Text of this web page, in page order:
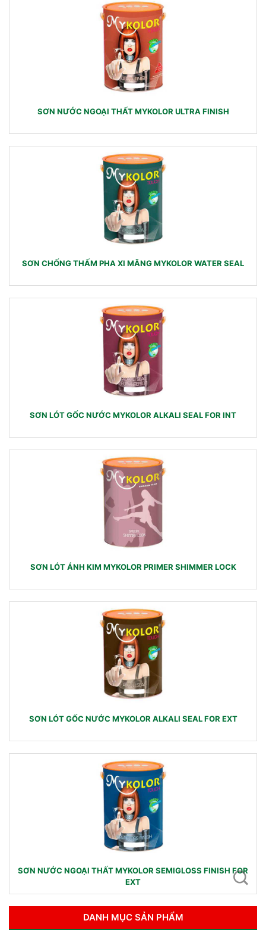
SƠN NƯỚC NGOẠI THẤT MYKOLOR ULTRA FINISH
SƠN CHỐNG THẤM PHA XI MĂNG MYKOLOR WATER SEAL
SƠN LÓT GỐC NƯỚC MYKOLOR ALKALI SEAL FOR INT
SƠN LÓT ÁNH KIM MYKOLOR PRIMER SHIMMER LOCK
SƠN LÓT GỐC NƯỚC MYKOLOR ALKALI SEAL FOR EXT
SƠN NƯỚC NGOẠI THẤT MYKOLOR SEMIGLOSS FINISH FOR
EXT
DANH MỤC SẢN PHẨM